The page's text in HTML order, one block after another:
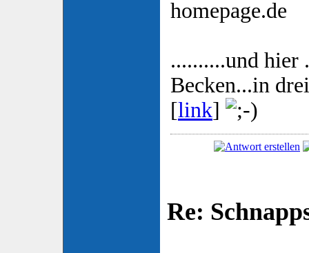
homepage.de
..........und hier
Becken...in
[link]
Re: